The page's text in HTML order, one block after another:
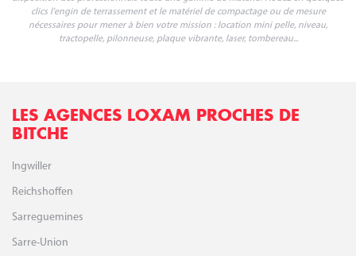
Pour accompagner tous vos travaux de démolition et gros-oeuvre, LOXAM
propose toute une gamme de matériel professionnel disponible à la location.
Démolition, brumisation, production de béton, coffrage et soutènement, lissage
vos besoins et vous accompagne avec des services dédiés aux professionnels.